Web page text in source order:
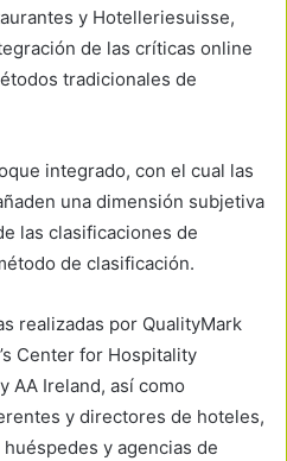
y Hotelleriesuisse,
de las críticas online
tradicionales de
integrado, con el cual las
una dimensión subjetiva
las clasificaciones de
de clasificación.
realizadas por QualityMark
Center for Hospitality
AA Ireland, así como
y directores de hoteles,
y agencias de